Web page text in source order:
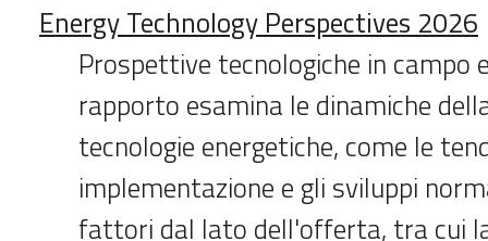
Energy Technology Perspectives 2026
Prospettive tecnologiche in campo
rapporto esamina le dinamiche
tecnologie energetiche, come le
implementazione e gli sviluppi
fattori dal lato dell'offerta, tra cui